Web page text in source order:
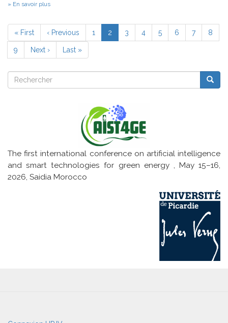
En savoir plus
de
chargement
optimale
du
dans
Pagination
Première
page
« First
Page
précédente
‹ Previous Page
1
Page
courante
2 Page
3 Page
4 Page
5 Page
6 Page
7 Page
8
Page
9
Page
suivante
Next ›
Dernière
page
Last »
Rechercher
Rechercher
The first international conference on artificial intelligence
and smart technologies for green energy , May 15–16,
2026, Saidia Morocco
User